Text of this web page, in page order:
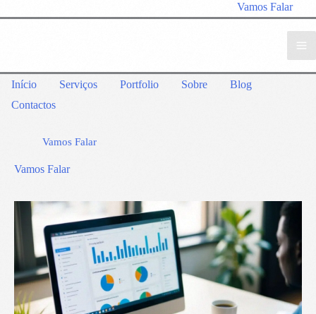
Vamos Falar
Início Serviços Portfolio Sobre
Blog
Contactos
Vamos Falar
Vamos Falar